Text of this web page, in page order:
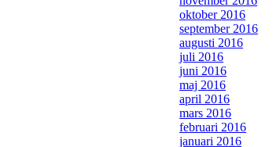
oktober 2016
september 2016
augusti 2016
juli 2016
juni 2016
maj 2016
april 2016
mars 2016
februari 2016
januari 2016